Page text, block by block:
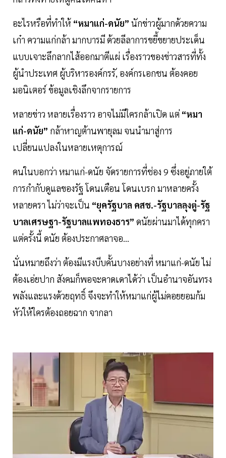
อะไรหรือที่ทำให้ “หมาแก่-ดนัย” นักข่าวผู้มากด้วยความ
เก๋า ความแก่กล้า มากบารมี ด้วยลีลาการขยี้ขยายประเด็น
แบบเจาะลึกลากไส้ออกมาตีแผ่ เรื่องราวของข่าวสารที่ทั้ง
ผู้นำประเทศ ผู้บริหารองค์กรรั, องค์กรเอกชน ต้องคอย
มอนิเตอร์ ข้อมูลเชิงลึกจากรายการ
หลายข่าว หลายเรื่องราว อาจไม่มีใครกล้าเปิด แต่ “หมา
แก่-ดนัย” กล้าหาญต้านพายุลม จนนำมาสู่การ
เปลี่ยนแปลงในหลายเหตุการณ์
คนในบอกว่า หมาแก่-ดนัย จัดรายการที่ช่อง 9 ซึ่งอยู่ภายใต้
การกำกับดูแลของรัฐ โดนเตือน โดนเบรก มาหลายครั้ง
หลายครา ไม่ว่าจะเป็น “ยุครัฐบาล คสช.-รัฐบาลลุงตู่-รัฐ
บาลเศรษฐา-รัฐบาลแพทองธาร” ดนัยผ่านมาได้ทุกครา
แต่ครั้งนี้ ดนัย ต้องประกาศลาจอ...
นั่นหมายถึงว่า ต้องมีแรงบีบคั้นบางอย่างที่ หมาแก่-ดนัย ไม่
ต้องเอ่ยปาก สังคมก็พอจะคาดเดาได้ว่า เป็นอำนาจอันทรง
พลังและแรงด้วยฤทธิ์ จึงจะทำให้หมาแก่ผู้ไม่คอยยอมก้ม
หัวให้ใครต้องถอยฉาก จากลา